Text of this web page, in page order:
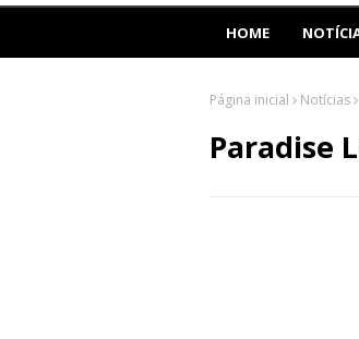
HOME
Página inicial Notícias
Paradise